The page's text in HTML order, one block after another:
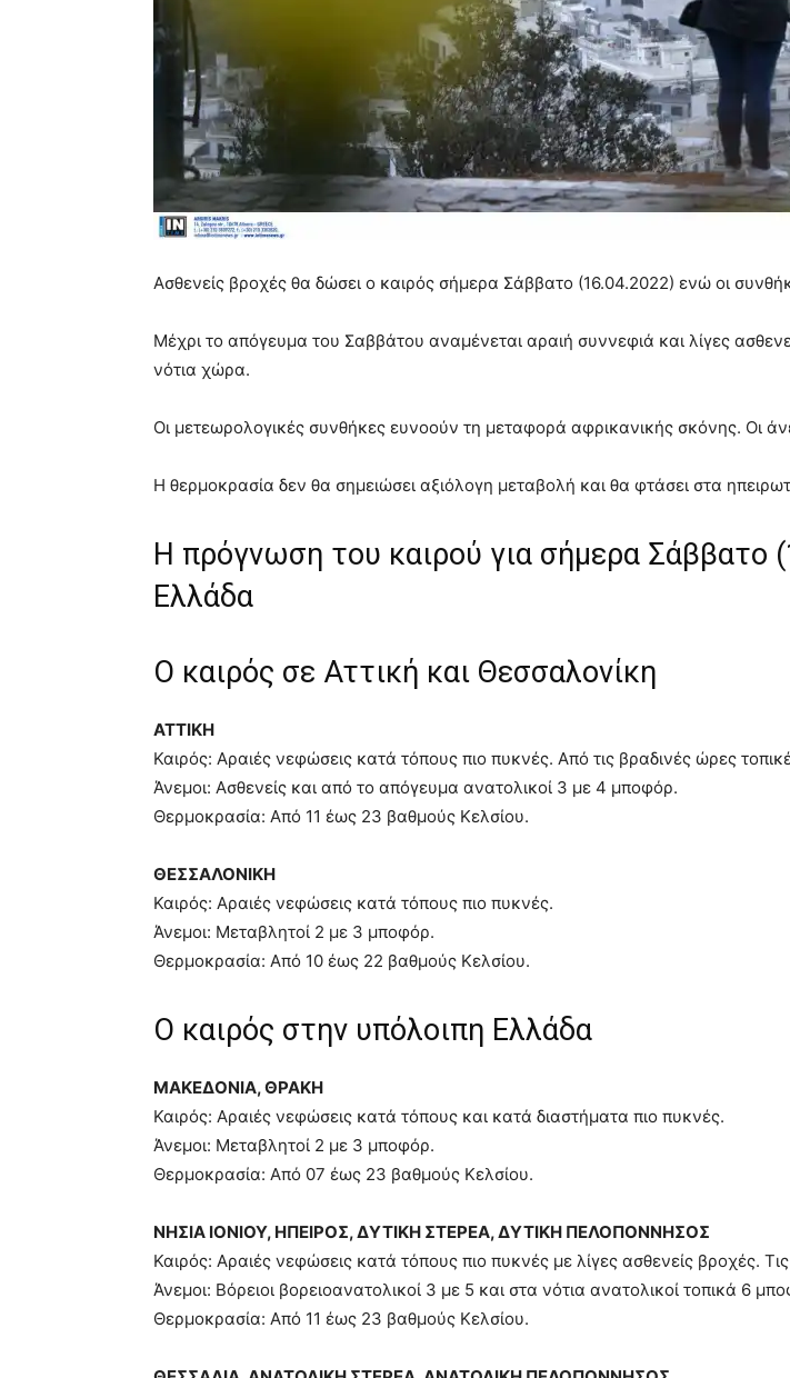
Ασθενείς βροχές θα δώσει ο καιρός σήμερα Σάββατο (16.04.2022) ενώ οι
Μέχρι το απόγευμα του Σαββάτου αναμένεται αραιή συννεφιά και λίγες
νότια χώρα.
Οι μετεωρολογικές συνθήκες ευνοούν τη μεταφορά αφρικανικής σκόνης. Οι
Η θερμοκρασία δεν θα σημειώσει αξιόλογη μεταβολή και θα φτάσει στα
Η πρόγνωση του καιρού για σήμερα Σάββατο
Ελλάδα
Ο καιρός σε Αττική και Θεσσαλονίκη
ΑΤΤΙΚΗ
Καιρός: Αραιές νεφώσεις κατά τόπους πιο πυκνές. Από τις βραδινές ώρες
Άνεμοι: Ασθενείς και από το απόγευμα ανατολικοί 3 με 4 μποφόρ.
Θερμοκρασία: Από 11 έως 23 βαθμούς Κελσίου.
ΘΕΣΣΑΛΟΝΙΚΗ
Καιρός: Αραιές νεφώσεις κατά τόπους πιο πυκνές.
Άνεμοι: Μεταβλητοί 2 με 3 μποφόρ.
Θερμοκρασία: Από 10 έως 22 βαθμούς Κελσίου.
Ο καιρός στην υπόλοιπη Ελλάδα
ΜΑΚΕΔΟΝΙΑ, ΘΡΑΚΗ
Καιρός: Αραιές νεφώσεις κατά τόπους και κατά διαστήματα πιο πυκνές.
Άνεμοι: Μεταβλητοί 2 με 3 μποφόρ.
Θερμοκρασία: Από 07 έως 23 βαθμούς Κελσίου.
ΝΗΣΙΑ ΙΟΝΙΟΥ, ΗΠΕΙΡΟΣ, ΔΥΤΙΚΗ ΣΤΕΡΕΑ, ΔΥΤΙΚΗ ΠΕΛΟΠΟΝΝΗΣΟΣ
Καιρός: Αραιές νεφώσεις κατά τόπους πιο πυκνές με λίγες ασθενείς βροχές.
Άνεμοι: Βόρειοι βορειοανατολικοί 3 με 5 και στα νότια ανατολικοί τοπικά 6
Θερμοκρασία: Από 11 έως 23 βαθμούς Κελσίου.